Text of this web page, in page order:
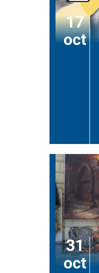
17
oct
31
oct